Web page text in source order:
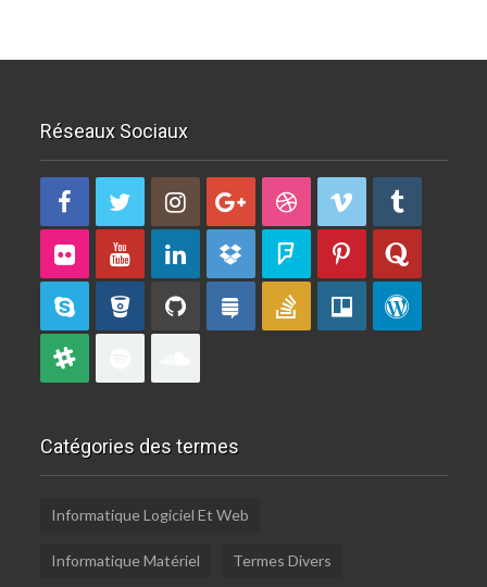
Réseaux Sociaux
Catégories des termes
Informatique Logiciel Et Web
Informatique Matériel Termes Divers